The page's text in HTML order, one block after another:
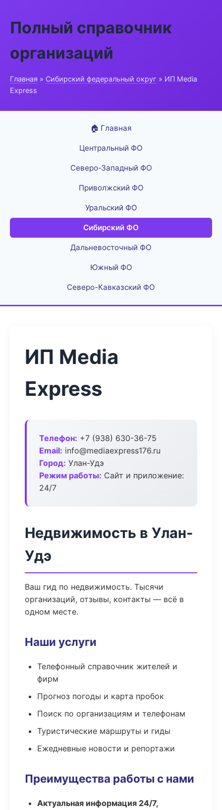
Полный справочник
организаций
Главная » Сибирский федеральный округ » ИП Media
Express
🏠 Главная
Центральный ФО
Северо-Западный ФО
Приволжский ФО
Уральский ФО
Сибирский ФО
Дальневосточный ФО
Южный ФО
Северо-Кавказский ФО
ИП Media
Express
Телефон: +7 (938) 630-36-75
Email: info@mediaexpress176.ru
Город: Улан-Удэ
Режим работы: Сайт и приложение:
24/7
Недвижимость в Улан-
Удэ
Ваш гид по недвижимость. Тысячи
организаций, отзывы, контакты — всё в
одном месте.
Наши услуги
Телефонный справочник жителей и
фирм
Прогноз погоды и карта пробок
Поиск по организациям и телефонам
Туристические маршруты и гиды
Ежедневные новости и репортажи
Преимущества работы с нами
Актуальная информация 24/7,